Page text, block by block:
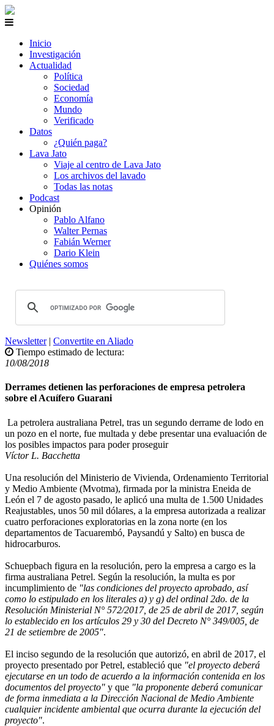
Inicio
Investigación
Actualidad
Política
Sociedad
Economía
Mundo
Verificado
Datos
¿Quién paga?
Lava Jato
Viaje al centro de Lava Jato
Los archivos del lavado
Todas las notas
Podcast
Opinión
Pablo Alfano
Walter Pernas
Fabián Werner
Dario Klein
Quiénes somos
Newsletter| Convertite en Aliado
Tiempo estimado de lectura:
10/08/2018
Derrames detienen las perforaciones de empresa petrolera
sobre el Acuífero Guarani
La petrolera australiana Petrel, tras un segundo derrame de lodo en
un pozo en el norte, fue multada y debe presentar una evaluación de
los posibles impactos para poder proseguir
Víctor L. Bacchetta
Una resolución del Ministerio de Vivienda, Ordenamiento Territorial
y Medio Ambiente (Mvotma), firmada por la ministra Eneida de
León el 7 de agosto pasado, le aplicó una multa de 1.500 Unidades
Reajustables, unos 50 mil dólares, a la empresa autorizada a realizar
cuatro perforaciones exploratorias en la zona norte (en los
departamentos de Tacuarembó, Paysandú y Salto) en busca de
hidrocarburos.
Schuepbach figura en la resolución, pero la empresa a cargo es la
firma australiana Petrel. Según la resolución, la multa es por
incumplimiento de "las condiciones del proyecto aprobado, así
como lo estipulado en los literales a) y g) del ordinal 2do. de la
Resolución Ministerial N° 572/2017, de 25 de abril de 2017, según
lo establecido en los artículos 29 y 30 del Decreto N° 349/005, de
21 de setiembre de 2005".
El inciso segundo de la resolución que autorizó, en abril de 2017, el
proyecto presentado por Petrel, estableció que "el proyecto deberá
ejecutarse en un todo de acuerdo a la información contenida en los
documentos del proyecto" y que "la proponente deberá comunicar
de forma inmediata a la Dirección Nacional de Medio Ambiente
cualquier incidente ambiental que ocurra durante la ejecución del
proyecto".